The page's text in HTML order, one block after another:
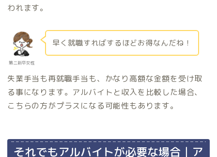
われます。
第二新卒女性
早く就職すればするほどお得なんだね！
失業手当も再就職手当も、かなり高額な金額を受け取
る事になります。アルバイトと収入を比較した場合、
こちらの方がプラスになる可能性もあります。
それでもアルバイトが必要な場合｜ア